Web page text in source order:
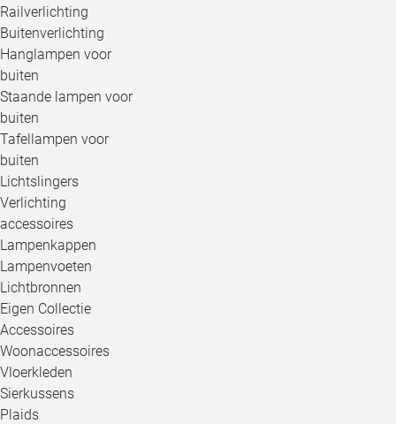
Railverlichting
Buitenverlichting
Hanglampen voor
buiten
Staande lampen voor
buiten
Tafellampen voor
buiten
Lichtslingers
Verlichting
accessoires
Lampenkappen
Lampenvoeten
Lichtbronnen
Eigen Collectie
Accessoires
Woonaccessoires
Vloerkleden
Sierkussens
Plaids